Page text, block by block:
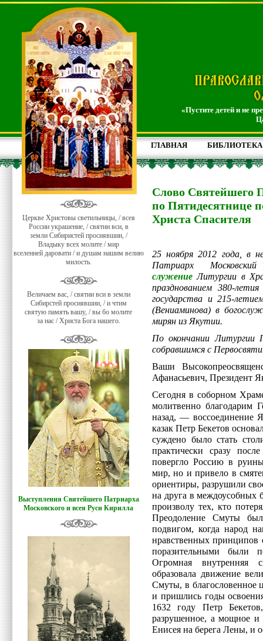
«Пустите детей и не
ГЛАВНАЯ БИБЛИОТЕКА
Церкве Христовы светильницы, / всея
России украшение, / святии вси, в
земли Сибиристей просиявшии, /
Владыку всех молите / мир
вселенней даровати / и душам нашим велию
милость.
Величаем вас, / святии вси в земли
Сибирстей просиявшии, / и чтим
святую память вашу, / вы бо молите
за нас / Христа Бога нашего.
Выступления Святейшего Патриарха
Московского и всея Руси Кирилла
Слово Святейшего
по Пятидесятнице
Христа Спасителя
25 ноября 2012 года, в
Патриарх
служение Литургии в
празднованием 380-
государства и 215-
(Вениаминова) в
мирян из Якутии.
По окончании Литургии
собравшимся с
Ваши
Афанасьевич, Президент
Сегодня в соборном
молитвенно благодарим
назад, — воссоединение
казак Петр Бекетов
суждено было стать
практически сразу
повергло Россию в
мир, но и привело в
ориентиры, разрушили
на друга в междоусобных
произволу тех, кто
Преодоление Смуты
подвигом, когда народ
нравственных принципов
поразительными были
Огромная внутренняя
образовала движение
Смуты, в благословенное
и пришлись годы
1632 году Петр
разрушенное, а мощное
Енисея на берега Лены, и